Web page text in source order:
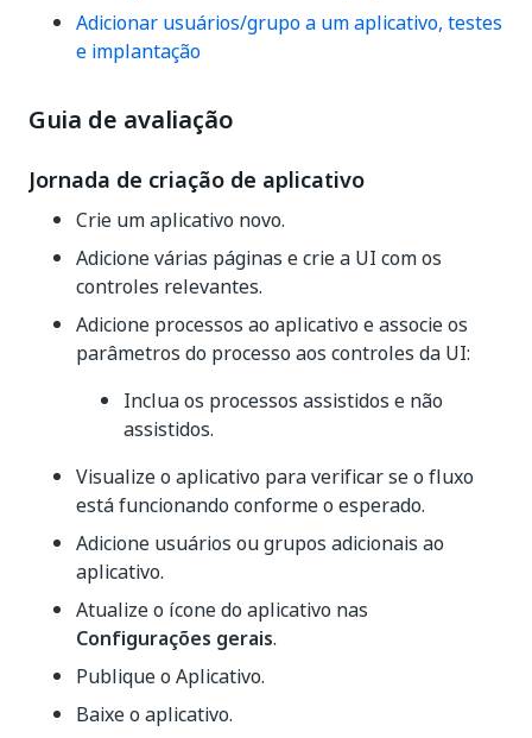
Adicionar usuários/grupo a um aplicativo, testes
e implantação
Guia de avaliação
Jornada de criação de aplicativo
Crie um aplicativo novo.
Adicione várias páginas e crie a UI com os
controles relevantes.
Adicione processos ao aplicativo e associe os
parâmetros do processo aos controles da UI:
Inclua os processos assistidos e não
assistidos.
Visualize o aplicativo para verificar se o fluxo
está funcionando conforme o esperado.
Adicione usuários ou grupos adicionais ao
aplicativo.
Atualize o ícone do aplicativo nas
Configurações gerais.
Publique o Aplicativo.
Baixe o aplicativo.